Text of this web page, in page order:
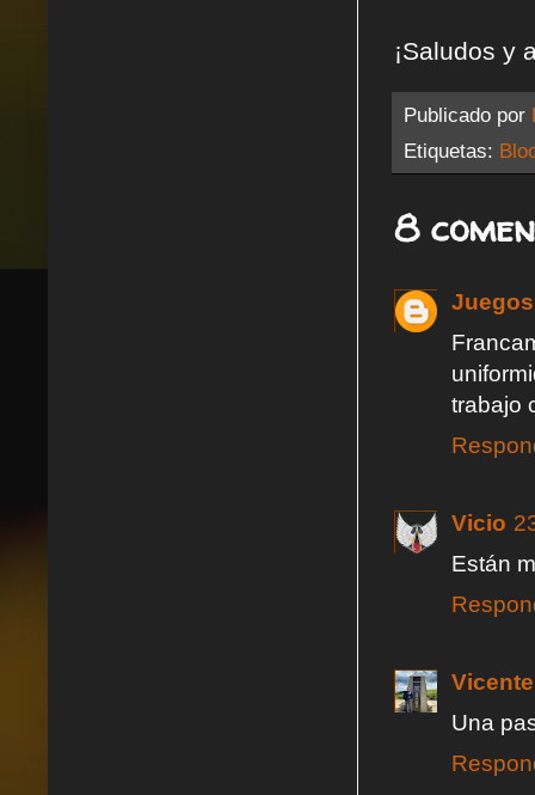
¡Saludos y
Publicado por
Etiquetas:
8
trabajo
Vicio
Están
Una